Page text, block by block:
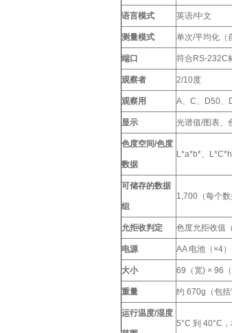
语言模式 英语/中文
测量模式 单次/平均化（
端口 符合RS-232C
观察者 2/10度
观察用 A、C、D50、
显示 光谱值/图表、
色度空间/色度
数据
L*a*b*、
可储存的数据
组
1,700（每个数
允拒收判定 色度允拒收值
电源 AA 电池（×4
大小 69（宽) × 96
重量 约 670g（包括
运行温度/湿度
5°C 到 40°C